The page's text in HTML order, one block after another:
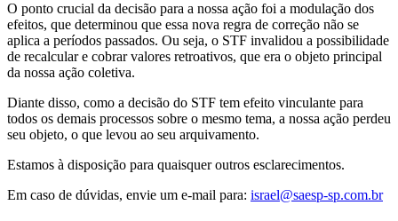
O ponto crucial da decisão para a nossa ação foi a modulação dos
efeitos, que determinou que essa nova regra de correção não se
aplica a períodos passados. Ou seja, o STF invalidou a possibilidade
de recalcular e cobrar valores retroativos, que era o objeto principal
da nossa ação coletiva.
Diante disso, como a decisão do STF tem efeito vinculante para
todos os demais processos sobre o mesmo tema, a nossa ação perdeu
seu objeto, o que levou ao seu arquivamento.
Estamos à disposição para quaisquer outros esclarecimentos.
Em caso de dúvidas, envie um e-mail para: israel@saesp-sp.com.br